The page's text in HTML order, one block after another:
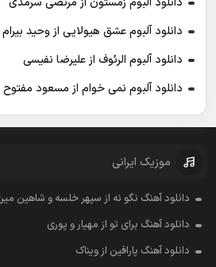
دانلود آلبوم عشق هیولایی از وحید بیرام
دانلود آلبوم الرئوف از علیرضا نفیسی
دانلود آلبوم نمی خوام از مسعود مفتوح
موزیک ایرانی
دانلود آهنگ نگو نه از سپهر خلسه و شاهین
دانلود آهنگ برای تو از مهیار و پوری
دانلود آهنگ پارافین از ویناک